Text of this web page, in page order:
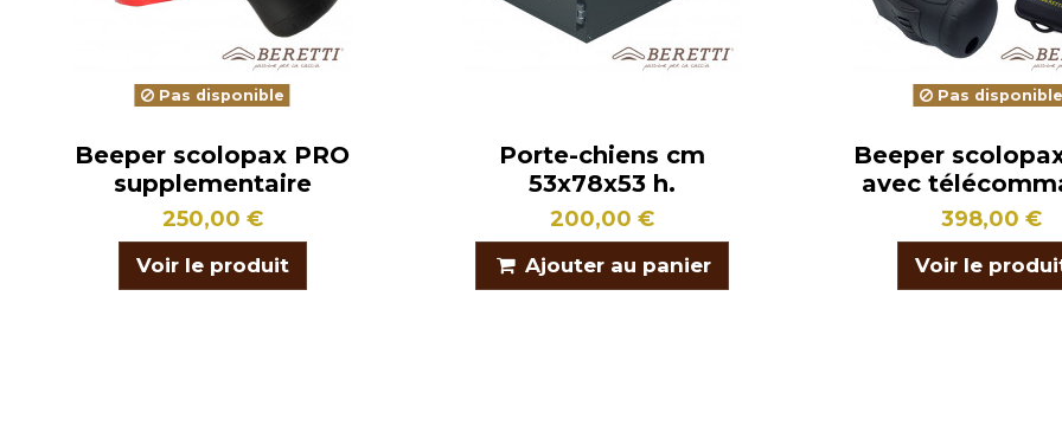
Pas disponible
Beeper scolopax PRO
supplementaire
250,00 €
Voir le produit
Porte-chiens cm
53x78x53 h.
200,00 €
Ajouter au panier
Pas disponible
Beeper
avec
398,00 €
Voir le